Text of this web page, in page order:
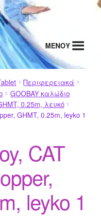
MENΟΥ
Περιφερειακά
GOOBAY καλώδιο
0.25m, λευκό
GHMT, 0.25m, leyko 1
CAT
leyko 1